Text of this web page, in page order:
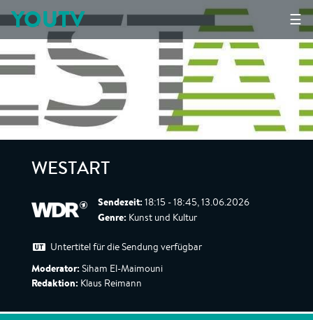
☰
YOUTV
WESTART
Sendezeit: 18:15 - 18:45, 13.06.2026
Genre: Kunst und Kultur
Untertitel für die Sendung verfügbar
Moderator: Siham El-Maimouni
Redaktion: Klaus Reimann